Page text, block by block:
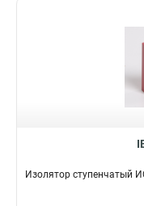
Изолятор ступенчатый